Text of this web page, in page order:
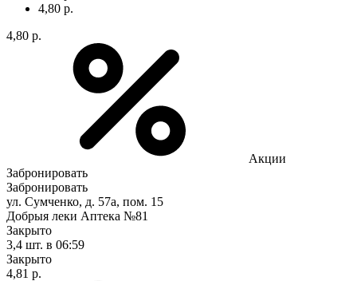
4,80 р.
4,80 р.
Акции
Забронировать
Забронировать
ул. Сумченко, д. 57а, пом. 15
Добрыя леки Аптека №81
Закрыто
3,4 шт. в 06:59
Закрыто
4,81 р.